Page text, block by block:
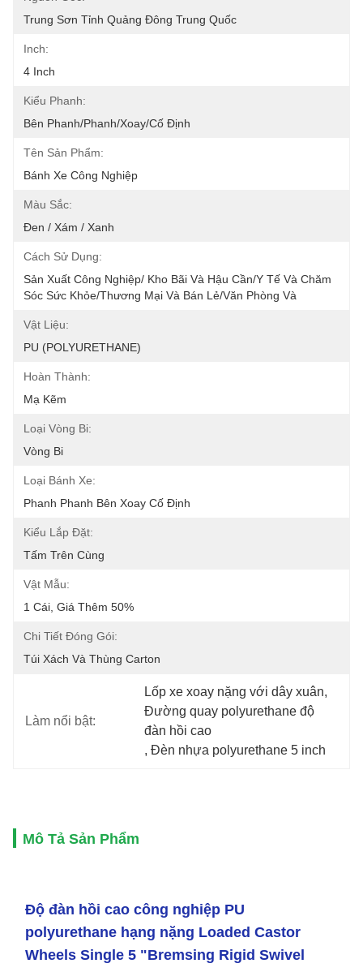
Trung Sơn Tỉnh Quảng Đông Trung Quốc
Inch:
4 Inch
Kiểu Phanh:
Bên Phanh/phanh/xoay/cố Định
Tên Sản Phẩm:
Bánh Xe Công Nghiệp
Màu Sắc:
Đen / Xám / Xanh
Cách Sử Dụng:
Sản Xuất Công Nghiệp/ Kho Bãi Và Hậu Cần/Y Tế Và Chăm
Sóc Sức Khỏe/Thương Mại Và Bán Lẻ/Văn Phòng Và
Vật Liệu:
PU (POLYURETHANE)
Hoàn Thành:
Mạ Kẽm
Loại Vòng Bi:
Vòng Bi
Loại Bánh Xe:
Phanh Phanh Bên Xoay Cố Định
Kiểu Lắp Đặt:
Tấm Trên Cùng
Vật Mẫu:
1 Cái, Giá Thêm 50%
Chi Tiết Đóng Gói:
Túi Xách Và Thùng Carton
Làm nổi bật:
Lốp xe xoay nặng với dây xuân,
Đường quay polyurethane độ
đàn hồi cao
, Đèn nhựa polyurethane 5 inch
Mô Tả Sản Phẩm
Độ đàn hồi cao công nghiệp PU
polyurethane hạng nặng Loaded Castor
Wheels Single 5 "Bremsing Rigid Swivel